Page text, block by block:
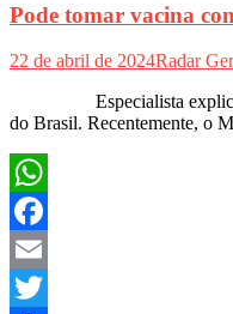
Pode tomar vacina
22 de abril de 2024Radar
Especialista explica se
do Brasil. Recentemente, o
WhatsApp
Facebook
Email